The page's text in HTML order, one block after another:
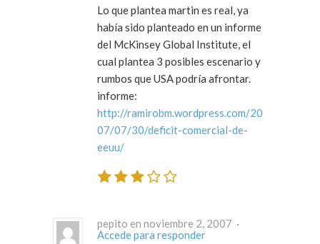
Lo que plantea martin es real, ya
había sido planteado en un informe
del McKinsey Global Institute, el
cual plantea 3 posibles escenario y
rumbos que USA podría afrontar.
informe:
http://ramirobm.wordpress.com/20
07/07/30/deficit-comercial-de-
eeuu/
pepito en noviembre 2, 2007 ·
Accede para responder